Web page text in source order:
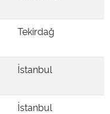
Tekirdağ
İstanbul
İstanbul